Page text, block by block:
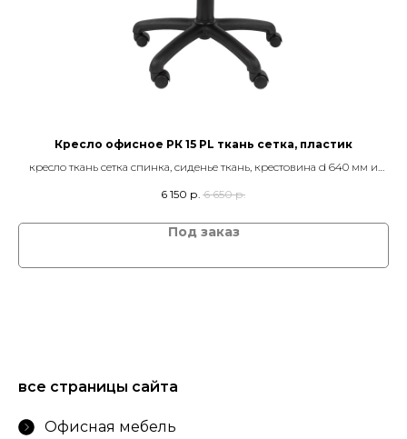
Кресло офисное РК 15 PL ткань сетка, пластик
кресло ткань сетка спинка, сиденье ткань, крестовина d 640 мм и
6 150 р. 6 650 р.
все страницы сайта
Офисная мебель